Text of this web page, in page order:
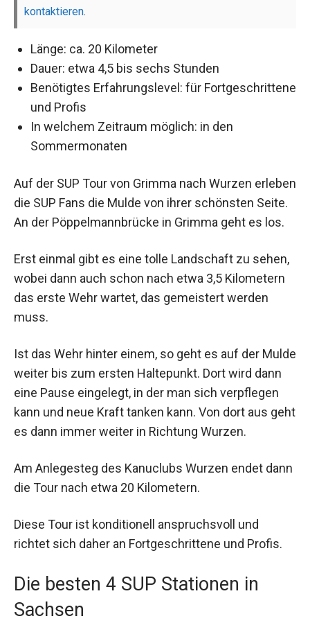
kontaktieren.
Länge: ca. 20 Kilometer
Dauer: etwa 4,5 bis sechs Stunden
Benötigtes Erfahrungslevel: für Fortgeschrittene
und Profis
In welchem Zeitraum möglich: in den
Sommermonaten
Auf der SUP Tour von Grimma nach Wurzen erleben
die SUP Fans die Mulde von ihrer schönsten Seite.
An der Pöppelmannbrücke in Grimma geht es los.
Erst einmal gibt es eine tolle Landschaft zu sehen,
wobei dann auch schon nach etwa 3,5 Kilometern
das erste Wehr wartet, das gemeistert werden
muss.
Ist das Wehr hinter einem, so geht es auf der Mulde
weiter bis zum ersten Haltepunkt. Dort wird dann
eine Pause eingelegt, in der man sich verpflegen
kann und neue Kraft tanken kann. Von dort aus geht
es dann immer weiter in Richtung Wurzen.
Am Anlegesteg des Kanuclubs Wurzen endet dann
die Tour nach etwa 20 Kilometern.
Diese Tour ist konditionell anspruchsvoll und
richtet sich daher an Fortgeschrittene und Profis.
Die besten 4 SUP Stationen in
Sachsen